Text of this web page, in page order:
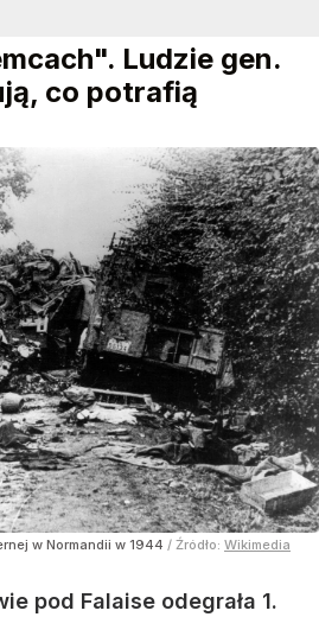
Ludzie gen.
co potrafią
w Normandii w 1944 / Źródło: Wikimedia
pod Falaise odegrała 1.